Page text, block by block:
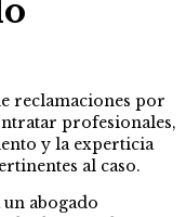
reclamaciones por
profesionales,
y la experticia
al caso.
abogado